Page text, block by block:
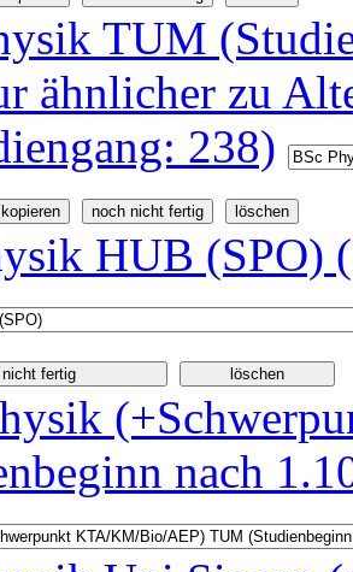
TUM
ähnlicher zu
238)
HUB (SPO)
nach